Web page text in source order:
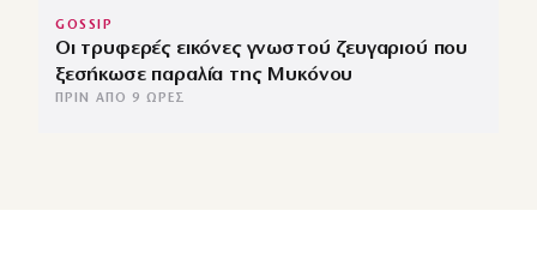
GOSSIP
Οι τρυφερές εικόνες γνωστού ζευγαριού που
ξεσήκωσε παραλία της Μυκόνου
ΠΡΙΝ ΑΠΌ 9 ΏΡΕΣ